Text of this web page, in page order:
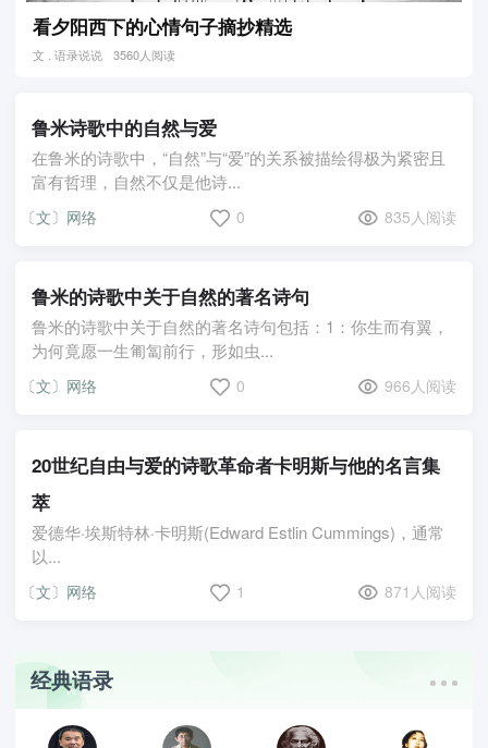
看夕阳西下的心情句子摘抄精选
文 . 语录说说 3560人阅读
鲁米诗歌中的自然与爱
在鲁米的诗歌中，“自然”与“爱”的关系被描绘得极为紧密且
富有哲理，自然不仅是他诗...
〔文〕网络 0 835人阅读
鲁米的诗歌中关于自然的著名诗句
鲁米的诗歌中关于自然的著名诗句包括：1：你生而有翼，
为何竟愿一生匍匐前行，形如虫...
〔文〕网络 0 966人阅读
20世纪自由与爱的诗歌革命者卡明斯与他的名言集
萃
爱德华·埃斯特林·卡明斯(Edward Estlin Cummings)，通常
以...
〔文〕网络 1 871人阅读
经典语录